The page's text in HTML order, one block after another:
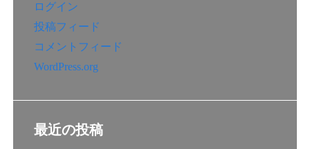
ログイン
投稿フィード
コメントフィード
WordPress.org
最近の投稿